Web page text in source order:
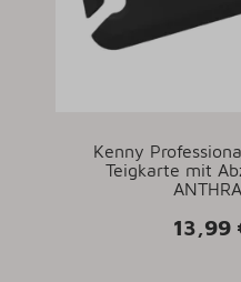
Kenny
Teigkarte mit
13,99